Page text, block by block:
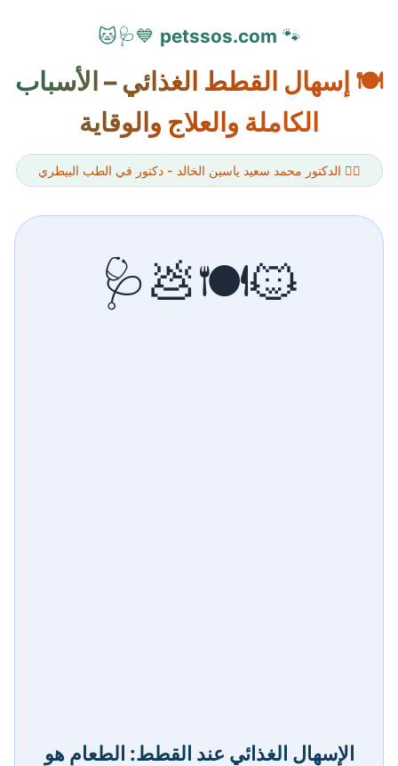
🐾
petssos.com
💙🩺🐱
🍽️ إسهال القطط الغذائي – الأسباب
الكاملة والعلاج والوقاية
👨‍⚕️ الدكتور محمد سعيد ياسين الخالد - دكتور في الطب البيطري
🐱🍽️💩🩺
الإسهال الغذائي عند القطط: الطعام هو